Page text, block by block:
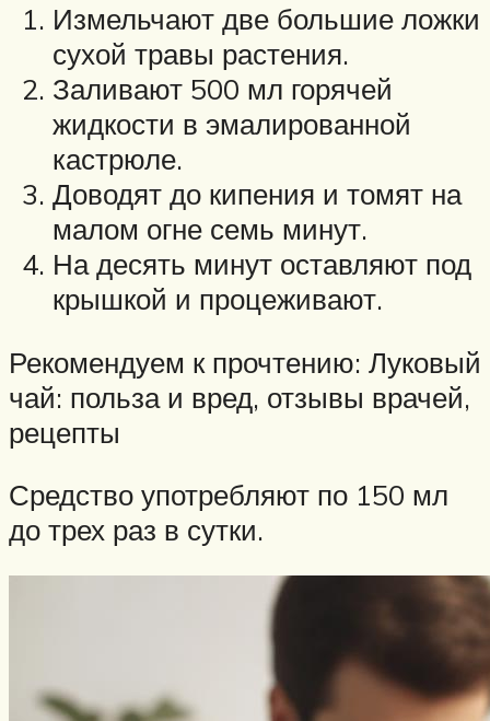
Измельчают две большие ложки
сухой травы растения.
Заливают 500 мл горячей
жидкости в эмалированной
кастрюле.
Доводят до кипения и томят на
малом огне семь минут.
На десять минут оставляют под
крышкой и процеживают.
Рекомендуем к прочтению: Луковый
чай: польза и вред, отзывы врачей,
рецепты
Средство употребляют по 150 мл
до трех раз в сутки.